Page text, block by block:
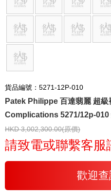
貨品編號：5271-12P-010
Patek Philippe 百達翡麗 超
Complications 5271/12p-010
HKD 3,002,300.00(原價)
請致電或聯繫客服
歡迎